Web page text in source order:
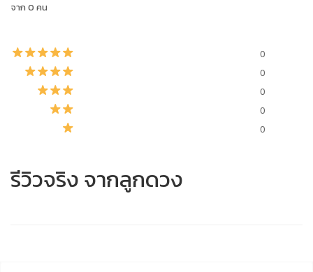
จาก 0 คน
0
0
0
0
0
รีวิวจริง จากลูกดวง